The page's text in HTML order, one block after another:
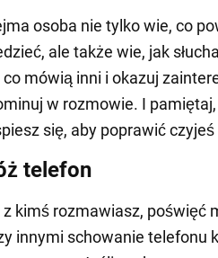
osoba nie tylko wie, co
ale także wie, jak
co mówią inni i okazuj
w rozmowie. I
się, aby poprawić
telefon
z kimś rozmawiasz, poświęć
innymi schowanie telefonu